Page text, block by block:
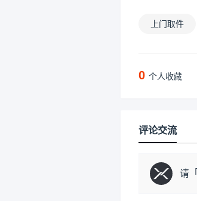
上门取件
0 个人收藏
评论交流
请「